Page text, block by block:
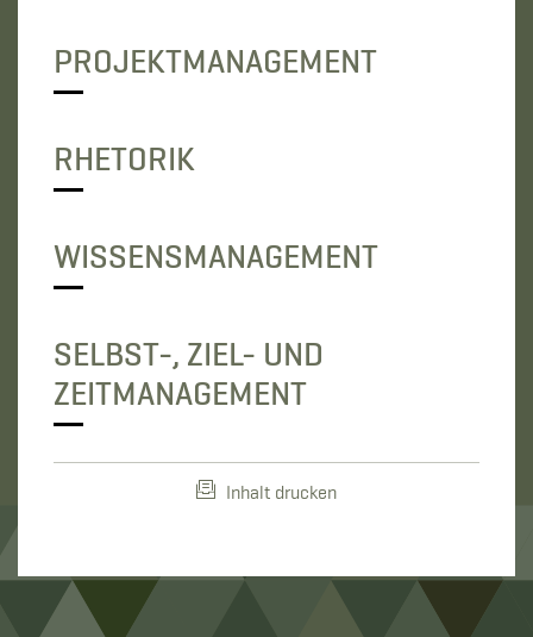
PROJEKTMANAGEMENT
RHETORIK
WISSENSMANAGEMENT
SELBST-, ZIEL- UND
ZEITMANAGEMENT
Inhalt drucken